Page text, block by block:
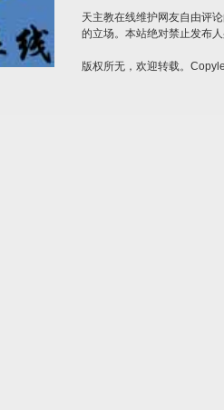
天主教在线维护网友自由评
的立场。本站绝对禁止发布
版权所无，欢迎转载。